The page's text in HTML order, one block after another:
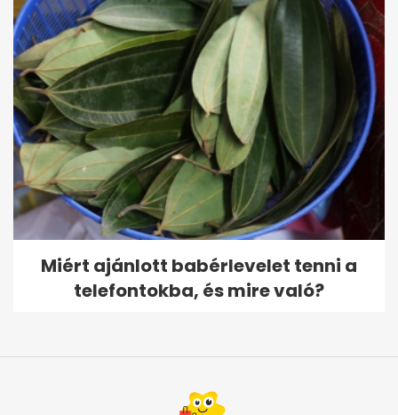
Miért ajánlott babérlevelet tenni a
telefontokba, és mire való?